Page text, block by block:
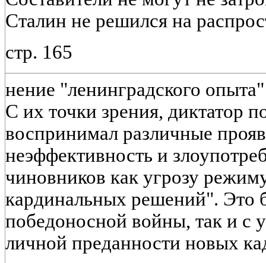
Сталин не решился на
стр. 165
нение "ленинградского
С их точки зрения, диктатор
воспринимал различные
неэффективность и
чиновников как угрозу
кардинальных решений". Это
победоносной войны, так и с
личной преданности новых